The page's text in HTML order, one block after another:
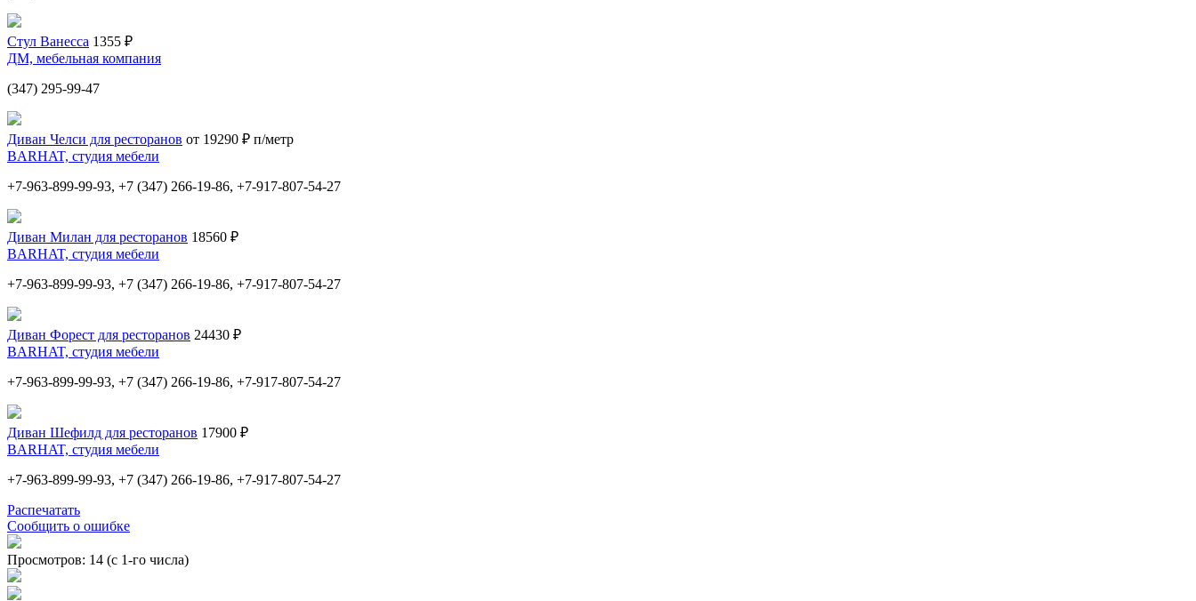
Стул Ванесса 1355 ₽
ДМ, мебельная компания
(347) 295-99-47
Диван Челси для ресторанов от 19290 ₽ п/метр
BARHAT, студия мебели
+7-963-899-99-93, +7 (347) 266-19-86, +7-917-807-54-27
Диван Милан для ресторанов 18560 ₽
BARHAT, студия мебели
+7-963-899-99-93, +7 (347) 266-19-86, +7-917-807-54-27
Диван Форест для ресторанов 24430 ₽
BARHAT, студия мебели
+7-963-899-99-93, +7 (347) 266-19-86, +7-917-807-54-27
Диван Шефилд для ресторанов 17900 ₽
BARHAT, студия мебели
+7-963-899-99-93, +7 (347) 266-19-86, +7-917-807-54-27
Распечатать
Сообщить о ошибке
Просмотров: 14 (с 1-го числа)